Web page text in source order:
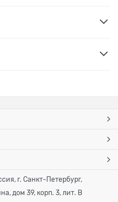
г. Санкт-Петербург,
дом 39, корп. 3, лит. В